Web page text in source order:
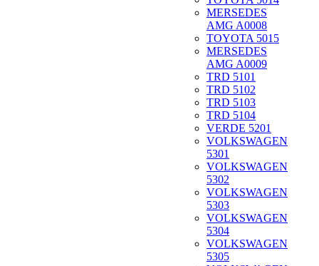
MERSEDES
AMG A0008
TOYOTA 5015
MERSEDES
AMG A0009
TRD 5101
TRD 5102
TRD 5103
TRD 5104
VERDE 5201
VOLKSWAGEN
5301
VOLKSWAGEN
5302
VOLKSWAGEN
5303
VOLKSWAGEN
5304
VOLKSWAGEN
5305